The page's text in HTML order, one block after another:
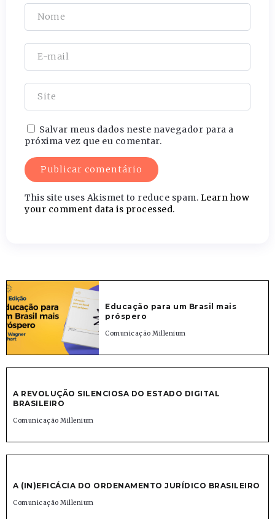
Salvar meus dados neste navegador para a
próxima vez que eu comentar.
This site uses Akismet to reduce spam. Learn how
your comment data is processed.
Educação para um Brasil mais
próspero
Comunicação Millenium
A REVOLUÇÃO SILENCIOSA DO ESTADO DIGITAL
BRASILEIRO
Comunicação Millenium
A (IN)EFICÁCIA DO ORDENAMENTO JURÍDICO BRASILEIRO
Comunicação Millenium